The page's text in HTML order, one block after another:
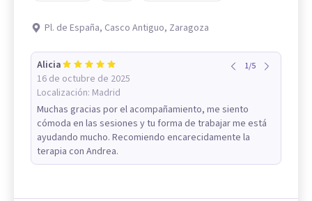
Pl. de España, Casco Antiguo, Zaragoza
Alicia
16 de octubre de 2025
Localización: Madrid
1/5
Muchas gracias por el acompañamiento, me siento
cómoda en las sesiones y tu forma de trabajar me está
ayudando mucho. Recomiendo encarecidamente la
terapia con Andrea.